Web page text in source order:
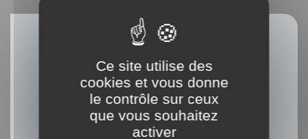
Ce site utilise des
cookies et vous donne
le contrôle sur ceux
que vous souhaitez
activer